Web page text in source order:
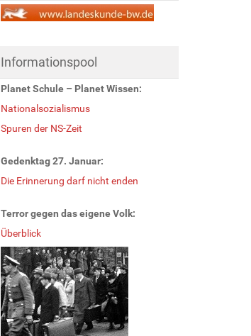
Informationspool
Planet Schule – Planet Wissen:
Nationalsozialismus
Spuren der NS-Zeit
Gedenktag 27. Januar:
Die Erinnerung darf nicht enden
Terror gegen das eigene Volk:
Überblick